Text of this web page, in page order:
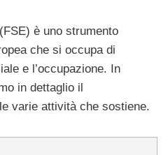
è uno strumento
che si occupa di
e l’occupazione. In
in dettaglio il
varie attività che sostiene.